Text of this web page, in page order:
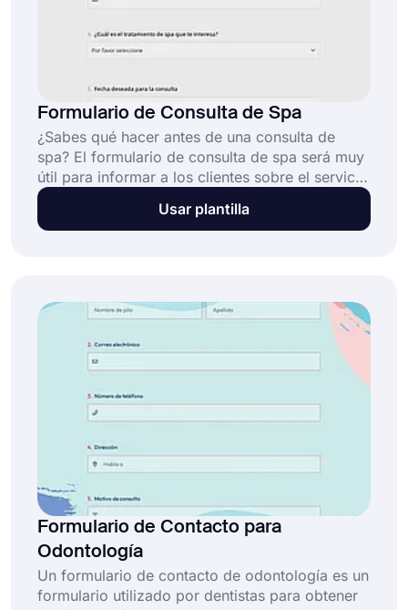
Formulario de Consulta de Spa
¿Sabes qué hacer antes de una consulta de
spa? El formulario de consulta de spa será muy
útil para informar a los clientes sobre el servicio
que ofreces. Usando el modelo de formulario
de consulta de spa, puedes crear rápidamente
Usar plantilla
Formulario de Contacto para
Odontología
Un formulario de contacto de odontología es un
formulario utilizado por dentistas para obtener